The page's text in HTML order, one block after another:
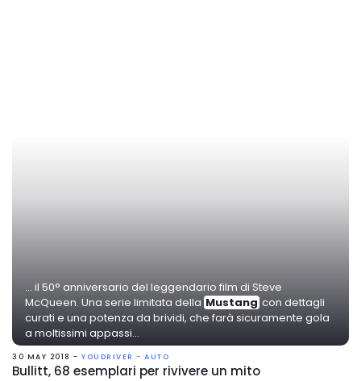
... il 50° anniversario del leggendario film di Steve
McQueen. Una serie limitata della Mustang con dettagli
curati e una potenza da brividi, che farà sicuramente gola
a moltissimi appassi...
30 MAY 2018 - YOUDRIVER - AUTO
Bullitt, 68 esemplari per rivivere un mito